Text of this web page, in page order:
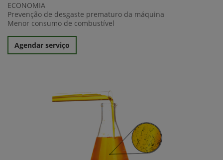
ECONOMIA
Prevenção de desgaste prematuro da máquina
Menor consumo de combustível
Agendar serviço